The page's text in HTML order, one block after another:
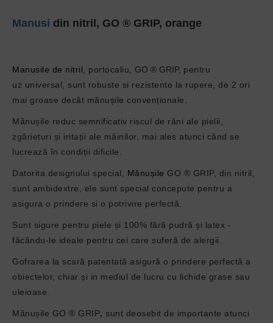
Manusi din nitril, GO ® GRIP, orange
Manusile de nitril , portocaliu, GO ® GRIP, pentru
uz universal, sunt robuste si rezistente la rupere, de 2 ori
mai groase decât mănușile convenționale.
Mănușile reduc semnificativ riscul de răni ale pielii,
zgârieturi și iritații ale mâinilor, mai ales atunci când se
lucrează în condiții dificile.
Datorita designului special, Mănușile GO ® GRIP, din nitril,
sunt ambidextre, ele sunt special concepute pentru a
asigura o prindere si o potrivire perfectă.
Sunt sigure pentru piele și 100% fără pudră și latex -
făcându-le ideale pentru cei care suferă de alergii.
Gofrarea la scară patentată asigură o prindere perfectă a
obiectelor, chiar și in mediul de lucru cu lichide grase sau
uleioase.
Mănușile GO ® GRIP, sunt deosebit de importante atunci